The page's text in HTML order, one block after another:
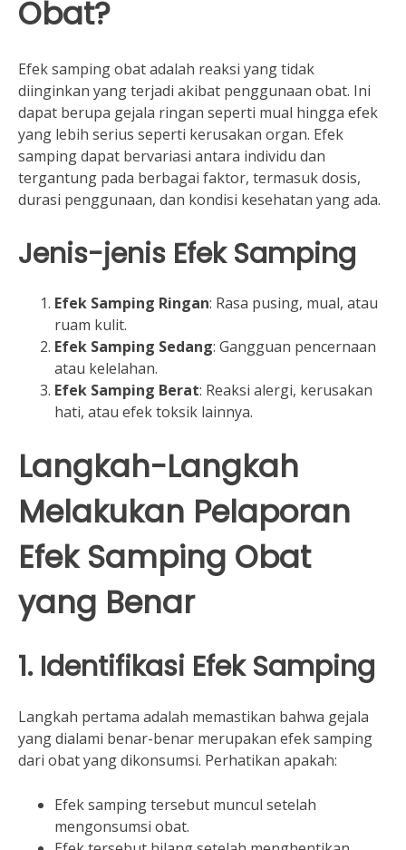
Obat?
Efek samping obat adalah reaksi yang tidak
diinginkan yang terjadi akibat penggunaan obat. Ini
dapat berupa gejala ringan seperti mual hingga efek
yang lebih serius seperti kerusakan organ. Efek
samping dapat bervariasi antara individu dan
tergantung pada berbagai faktor, termasuk dosis,
durasi penggunaan, dan kondisi kesehatan yang ada.
Jenis-jenis Efek Samping
Efek Samping Ringan: Rasa pusing, mual, atau
ruam kulit.
Efek Samping Sedang: Gangguan pencernaan
atau kelelahan.
Efek Samping Berat: Reaksi alergi, kerusakan
hati, atau efek toksik lainnya.
Langkah-Langkah
Melakukan Pelaporan
Efek Samping Obat
yang Benar
1. Identifikasi Efek Samping
Langkah pertama adalah memastikan bahwa gejala
yang dialami benar-benar merupakan efek samping
dari obat yang dikonsumsi. Perhatikan apakah:
Efek samping tersebut muncul setelah
mengonsumsi obat.